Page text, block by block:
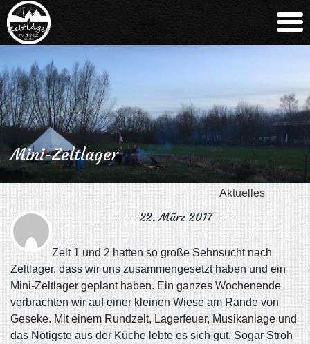
Mini-Zeltlager
Aktuelles
---- 22. März 2017 ----
Zelt 1 und 2 hatten so große Sehnsucht nach
Zeltlager, dass wir uns zusammengesetzt haben und ein
Mini-Zeltlager geplant haben. Ein ganzes Wochenende
verbrachten wir auf einer kleinen Wiese am Rande von
Geseke. Mit einem Rundzelt, Lagerfeuer, Musikanlage und
das Nötigste aus der Küche lebte es sich gut. Sogar Stroh